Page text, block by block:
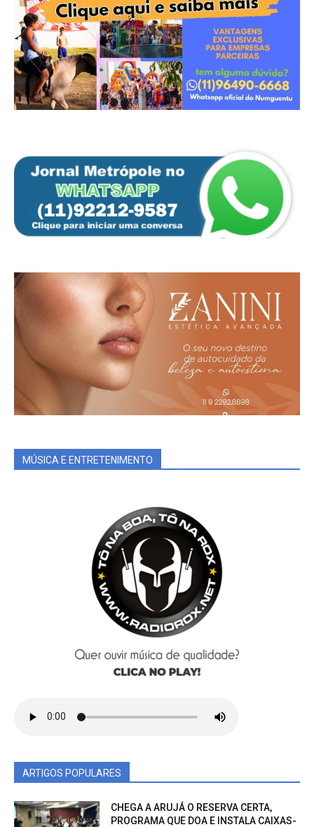
MÚSICA E ENTRETENIMENTO
ARTIGOS POPULARES
CHEGA A ARUJÁ O RESERVA CERTA,
PROGRAMA QUE DOA E INSTALA CAIXAS-